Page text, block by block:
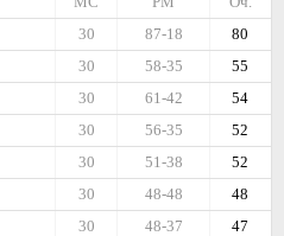
80
87-18
30
55
58-35
30
54
61-42
30
52
56-35
30
52
51-38
30
48
48-48
30
47
48-37
30